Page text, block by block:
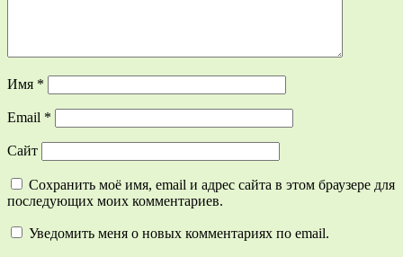
Имя *
Email *
Сайт
Сохранить моё имя, email и адрес сайта в этом браузере для
последующих моих комментариев.
Уведомить меня о новых комментариях по email.